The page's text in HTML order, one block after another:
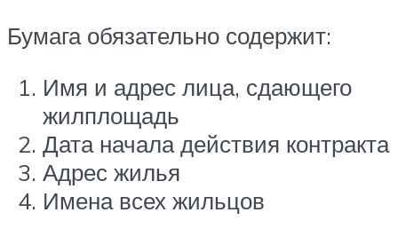
Бумага обязательно содержит:
Имя и адрес лица, сдающего
жилплощадь
Дата начала действия контракта
Адрес жилья
Имена всех жильцов